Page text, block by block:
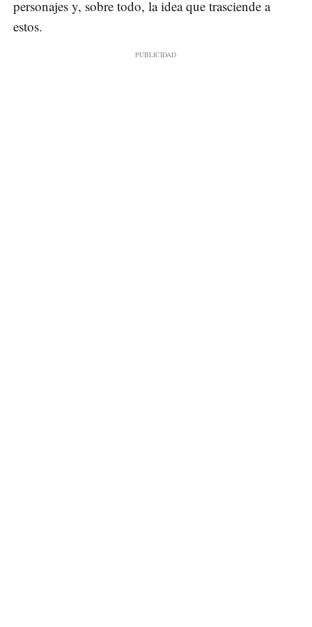
personajes y, sobre todo, la idea que trasciende a
estos.